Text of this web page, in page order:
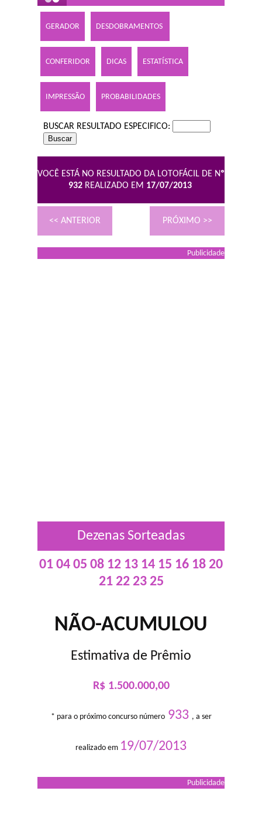
GERADOR DESDOBRAMENTOS
CONFERIDOR DICAS ESTATÍSTICA
IMPRESSÃO PROBABILIDADES
BUSCAR RESULTADO ESPECIFICO:
VOCÊ ESTÁ NO RESULTADO DA LOTOFÁCIL DE Nº
932 REALIZADO EM 17/07/2013
<< ANTERIOR PRÓXIMO >>
Publicidade
Dezenas Sorteadas
01 04 05 08 12 13 14 15 16 18 20
21 22 23 25
NÃO-ACUMULOU
Estimativa de Prêmio
R$ 1.500.000,00
* para o próximo concurso número933 , a ser
realizado em 19/07/2013
Publicidade